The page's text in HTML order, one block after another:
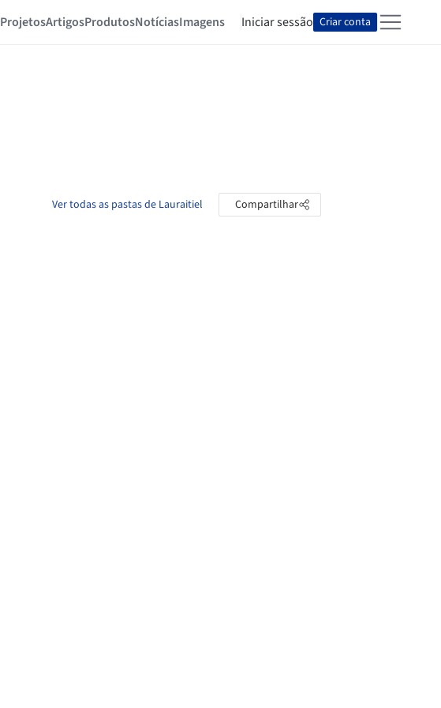
ProjetosArtigosProdutosNotíciasImagens Iniciar sessão Criar conta
Ver todas as pastas de Lauraitiel Compartilhar